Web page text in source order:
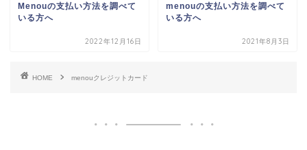
Menouの支払い方法を調べて
いる方へ
2022年12月16日
menouの支払い方法を調べて
いる方へ
2021年8月3日
HOME menouクレジットカード